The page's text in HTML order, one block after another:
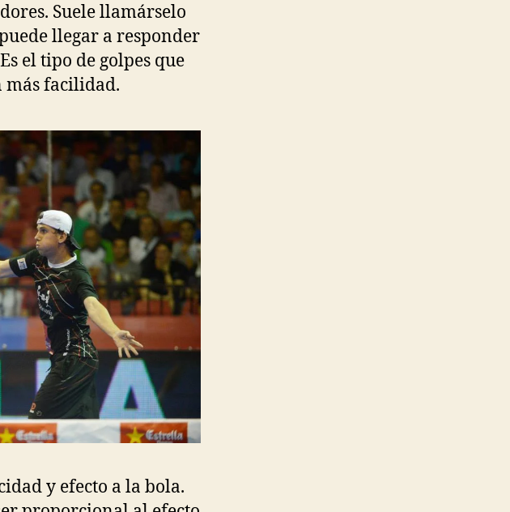
Suele llamárselo
llegar a responder
el tipo de golpes que
más facilidad.
y efecto a la bola.